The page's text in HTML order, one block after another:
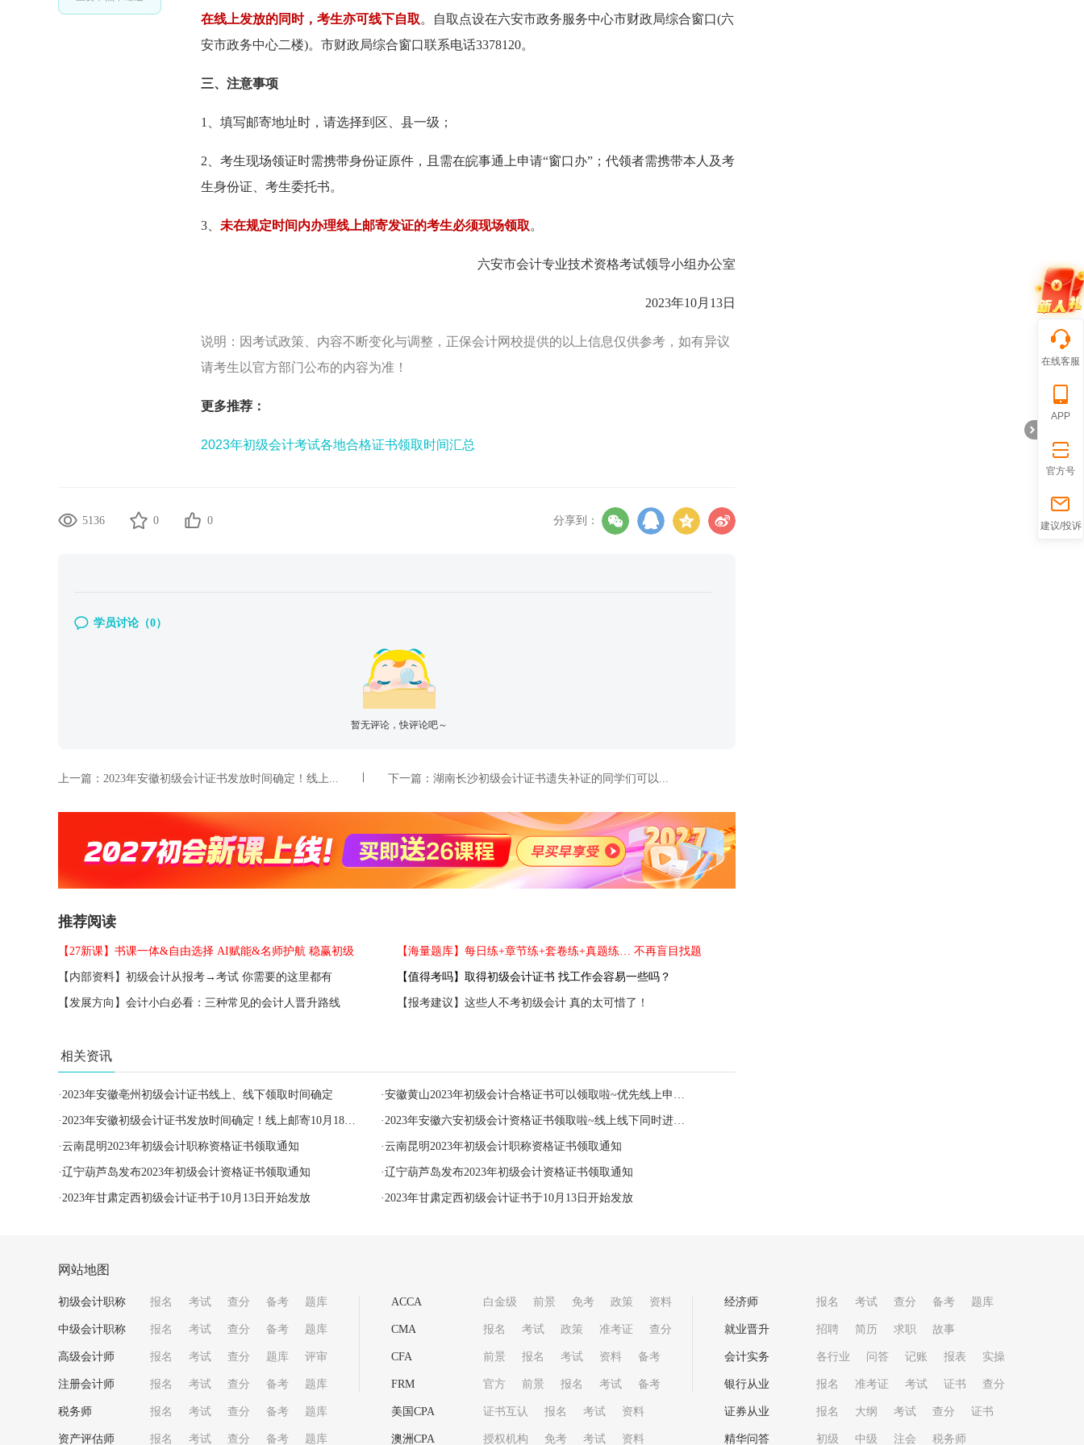
在线上发放的同时，考生亦可线下自取。自取点设在六安市政务服务中心市财政局综合窗口(六
安市政务中心二楼)。市财政局综合窗口联系电话3378120。
三、注意事项
1、填写邮寄地址时，请选择到区、县一级；
2、考生现场领证时需携带身份证原件，且需在皖事通上申请“窗口办”；代领者需携带本人及考
生身份证、考生委托书。
3、 未在规定时间内办理线上邮寄发证的考生必须现场领取。
六安市会计专业技术资格考试领导小组办公室
2023年10月13日
说明：因考试政策、内容不断变化与调整，正保会计网校提供的以上信息仅供参考，如有异议
请考生以官方部门公布的内容为准！
更多推荐：
2023年初级会计考试各地合格证书领取时间汇总
5136 0 0 分享到：
学员讨论（0）
暂无评论，快评论吧～
上一篇： 2023年安徽初级会计证书发放时间确定！线上... 下一篇： 湖南长沙初级会计证书遗失补证的同学们可以...
推荐阅读
【27新课】书课一体&自由选择 AI赋能&名师护航 稳赢初级 【海量题库】每日练+章节练+套卷练+真题练… 不再盲目找题
【内部资料】初级会计从报考→考试 你需要的这里都有 【值得考吗】取得初级会计证书 找工作会容易一些吗？
【发展方向】会计小白必看：三种常见的会计人晋升路线 【报考建议】这些人不考初级会计 真的太可惜了！
相关资讯
·2023年安徽亳州初级会计证书线上、线下领取时间确定 ·安徽黄山2023年初级会计合格证书可以领取啦~优先线上申请邮寄
·2023年安徽初级会计证书发放时间确定！线上邮寄10月18日至11月30日 ·2023年安徽六安初级会计资格证书领取啦~线上线下同时进行！
·云南昆明2023年初级会计职称资格证书领取通知 ·云南昆明2023年初级会计职称资格证书领取通知
·​辽宁葫芦岛发布2023年初级会计资格证书领取通知 ·​辽宁葫芦岛发布2023年初级会计资格证书领取通知
·2023年甘肃定西初级会计证书于10月13日开始发放 ·2023年甘肃定西初级会计证书于10月13日开始发放
在线客服
APP
官方号
建议/投诉
网站地图
初级会计职称 报名 考试 查分 备考 题库
中级会计职称 报名 考试 查分 备考 题库
高级会计师 报名 考试 查分 题库 评审
注册会计师 报名 考试 查分 备考 题库
税务师 报名 考试 查分 备考 题库
资产评估师 报名 考试 查分 备考 题库
ACCA 白金级 前景 免考 政策 资料
CMA 报名 考试 政策 准考证 查分
CFA 前景 报名 考试 资料 备考
FRM 官方 前景 报名 考试 备考
美国CPA 证书互认 报名 考试 资料
澳洲CPA 授权机构 免考 考试 资料
经济师 报名 考试 查分 备考 题库
就业晋升 招聘 简历 求职 故事
会计实务 各行业 问答 记账 报表 实操
银行从业 报名 准考证 考试 证书 查分
证券从业 报名 大纲 考试 查分 证书
精华问答 初级 中级 注会 税务师